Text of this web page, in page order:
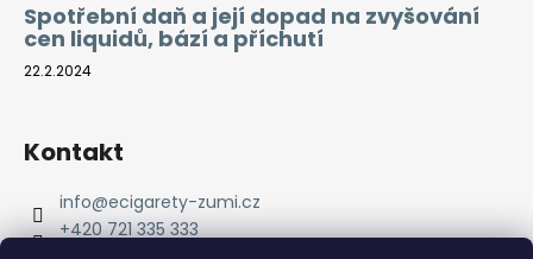
Spotřební daň a její dopad na zvyšování
cen liquidů, bází a příchutí
22.2.2024
Kontakt
info@ecigarety-zumi.cz
+420 721 335 333